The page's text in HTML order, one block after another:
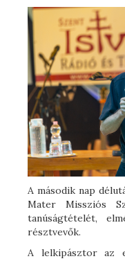
A második nap
Mater Missziós
tanúságtételét,
résztvevők.
A lelkipásztor az